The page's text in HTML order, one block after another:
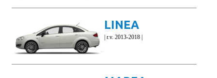
LINEA
| r.v. 2013-2018 |